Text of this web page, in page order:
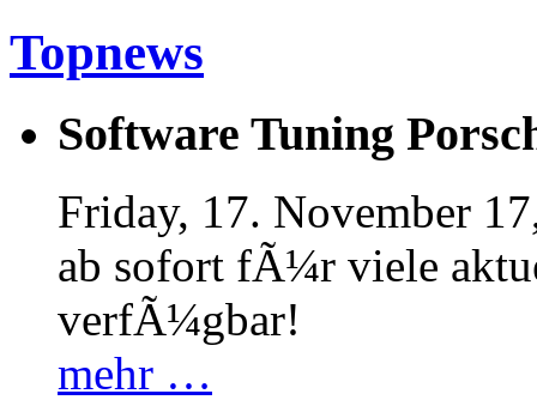
Topnews
Software Tuning
Friday, 17. November
ab sofort fÃ¼r viele
verfÃ¼gbar!
mehr …